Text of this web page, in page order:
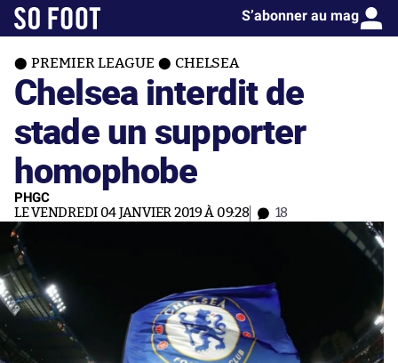
S’abonner au mag
PREMIER LEAGUE CHELSEA
Chelsea interdit de
stade un supporter
homophobe
PHGC
LE VENDREDI 04 JANVIER 2019 À 09:28 18